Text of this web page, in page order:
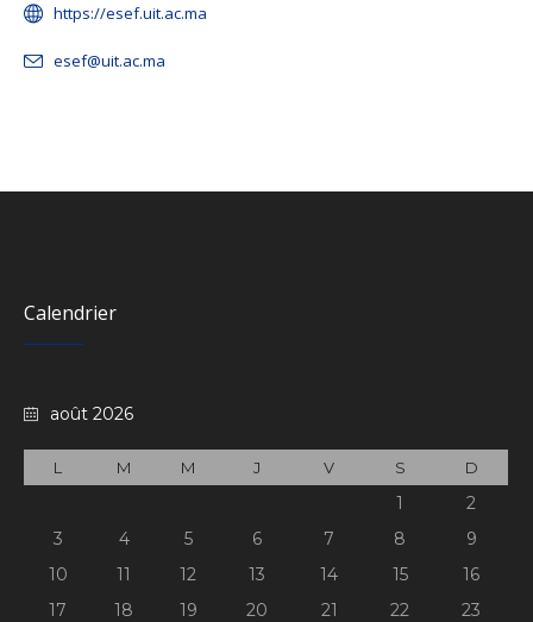
https://esef.uit.ac.ma
esef@uit.ac.ma
Calendrier
août 2026
L M M J V S D
1
2
3
4 5 6 7 8
9
10
11 12 13 14 15
16
17
18 19 20 21 22
23